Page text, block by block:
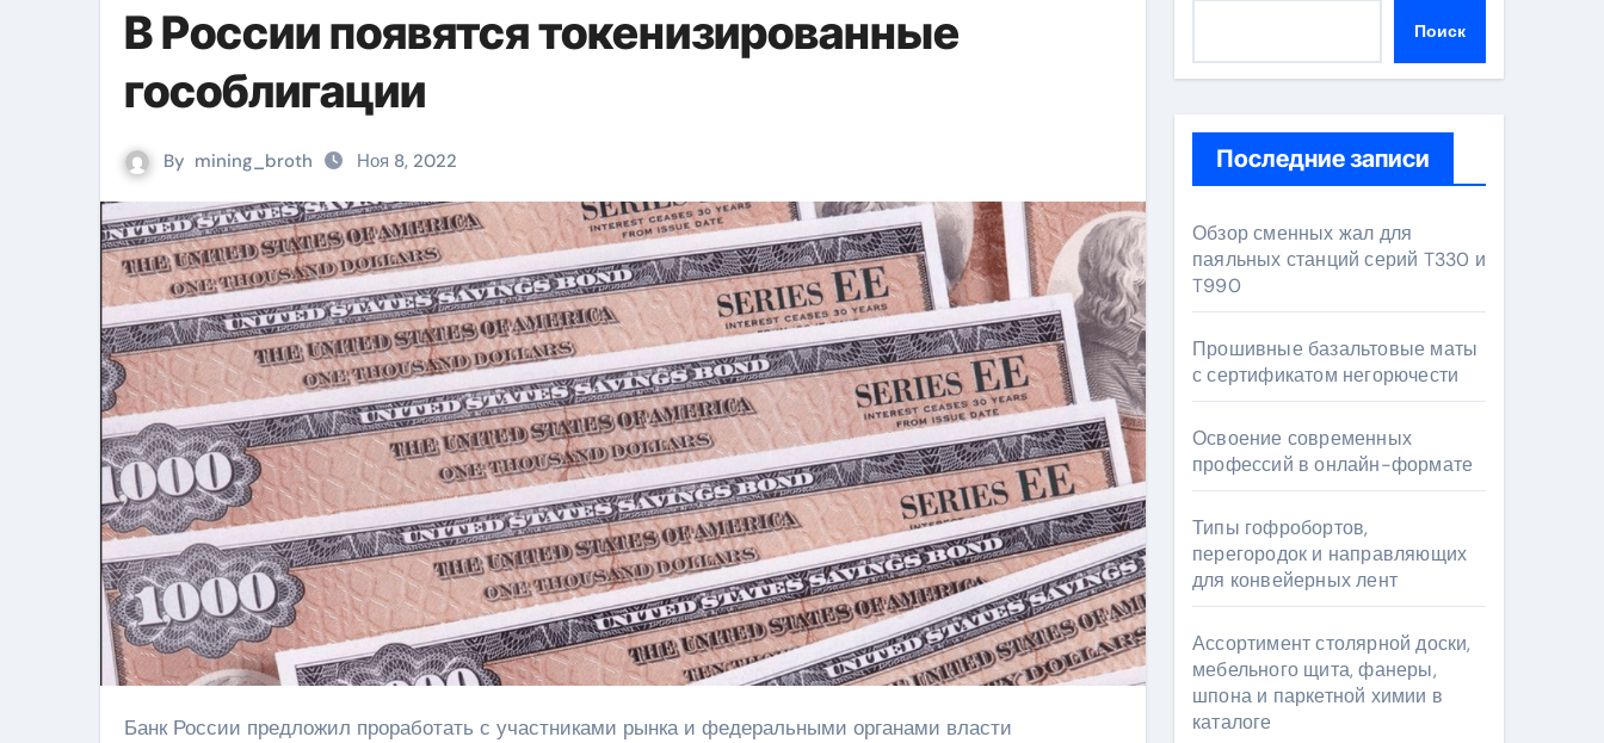
В России появятся токенизированные
гособлигации
By mining_broth Ноя 8, 2022
Банк России предложил проработать с участниками рынка и федеральными органами власти
Поиск
Последние записи
Обзор сменных жал для
паяльных станций серий T330 и
T990
Прошивные базальтовые маты
с сертификатом негорючести
Освоение современных
профессий в онлайн-формате
Типы гофробортов,
перегородок и направляющих
для конвейерных лент
Ассортимент столярной доски,
мебельного щита, фанеры,
шпона и паркетной химии в
каталоге